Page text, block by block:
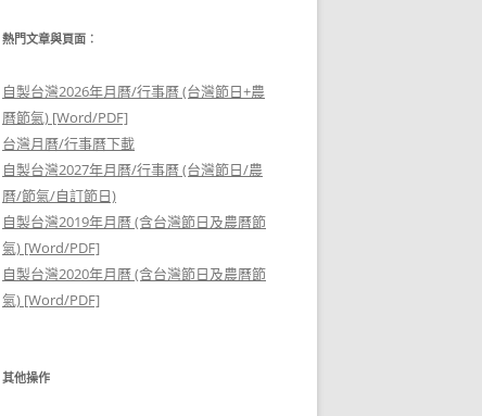
熱門文章與頁面︰
自製台灣2026年月曆/行事曆 (台灣節日+農
曆節氣) [Word/PDF]
台灣月曆/行事曆下載
自製台灣2027年月曆/行事曆 (台灣節日/農
曆/節氣/自訂節日)
自製台灣2019年月曆 (含台灣節日及農曆節
氣) [Word/PDF]
自製台灣2020年月曆 (含台灣節日及農曆節
氣) [Word/PDF]
其他操作